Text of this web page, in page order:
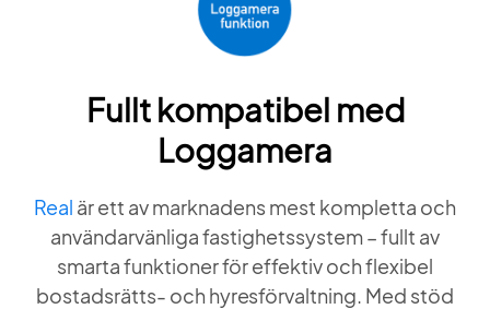
Fullt kompatibel med
Loggamera
Real är ett av marknadens mest kompletta och
användarvänliga fastighetssystem – fullt av
smarta funktioner för effektiv och flexibel
bostadsrätts- och hyresförvaltning. Med stöd